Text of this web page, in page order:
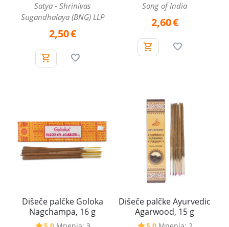
Satya - Shrinivas
Sugandhalaya (BNG) LLP
2,50€
Song of India
2,60€
Dišeče palčke Goloka
Nagchampa, 16 g
Dišeče palčke Ayurvedic
Agarwood, 15 g